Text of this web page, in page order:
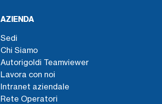
AZIENDA
Sedi
Chi Siamo
Autorigoldi Teamviewer
Lavora con noi
Intranet aziendale
Rete Operatori